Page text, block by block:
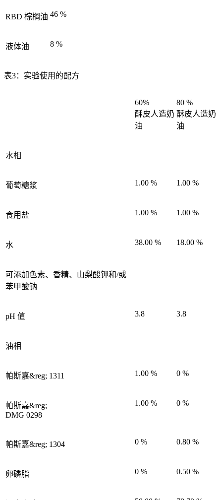
RBD 棕榈油 46 %
液体油 8 %
表3：实验使用的配方
60%
酥皮人造奶
油
80 %
酥皮人造奶
油
水相
葡萄糖浆 1.00 % 1.00 %
食用盐 1.00 % 1.00 %
水 38.00 % 18.00 %
可添加色素、香精、山梨酸钾和/或
苯甲酸钠
pH 值 3.8 3.8
油相
帕斯嘉&reg; 1311 1.00 % 0 %
帕斯嘉&reg;
DMG 0298
1.00 % 0 %
帕斯嘉&reg; 1304 0 % 0.80 %
卵磷脂 0 % 0.50 %